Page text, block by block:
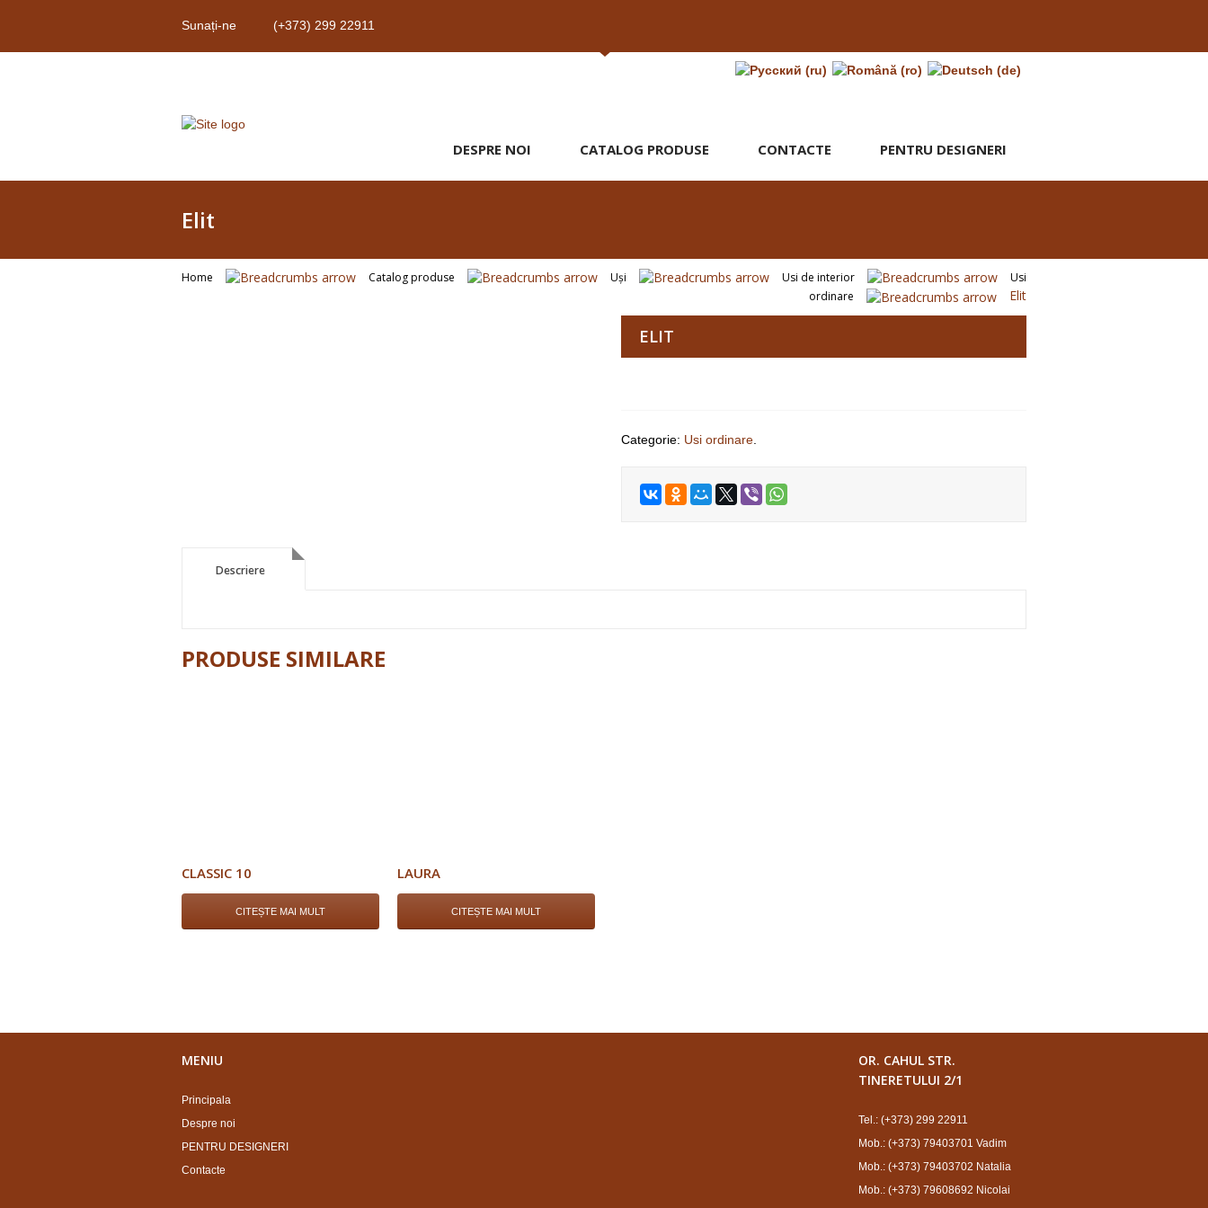
Sunați-ne (+373) 299 22911
DESPRE NOI CATALOG PRODUSE CONTACTE PENTRU DESIGNERI
Elit
Home Catalog produse Uşi Usi de interior
Usi
ordinare
Elit
ELIT
Categorie: Usi ordinare.
Descriere
Descriere
PRODUSE SIMILARE
CLASSIC 10
CITEȘTE MAI MULT
LAURA
CITEȘTE MAI MULT
MENIU
Principala
Despre noi
PENTRU DESIGNERI
Contacte
OR. CAHUL STR.
TINERETULUI 2/1
Tel.: (+373) 299 22911
Mob.: (+373) 79403701 Vadim
Mob.: (+373) 79403702 Natalia
Mob.: (+373) 79608692 Nicolai